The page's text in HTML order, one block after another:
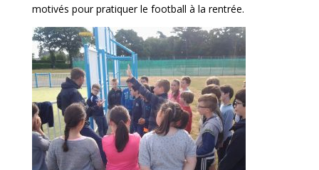
motivés pour pratiquer le football à la rentrée.